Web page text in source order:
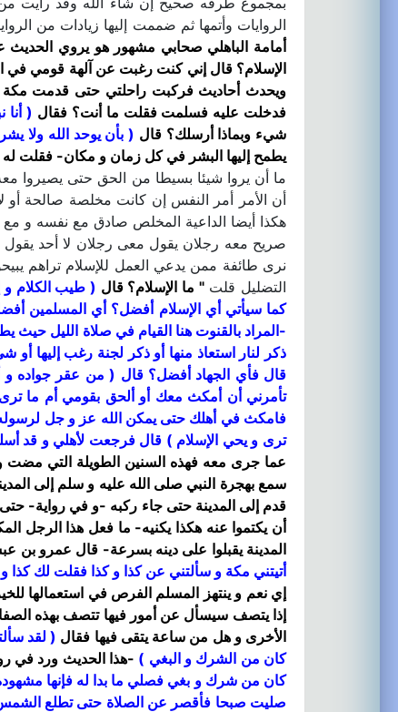
الروايات وأتمها ثم ضممت إليها زيادات من
أمامة الباهلي صحابي مشهور هو يروي
الإسلام؟ قال إني كنت رغبت عن آلهة قومي في
ويحدث أحاديث فركبت راحلتي حتى قدمت مكة
فدخلت عليه فسلمت فقلت ما أنت؟ فقال ( أنا
شيء وبماذا أرسلك؟ قال ( بأن يوحد الله ولا
يطمح إليها البشر في كل زمان و مكان- فقلت
ما أن يروا شيئا بسيطا من الحق حتى يصيروا معه
أن الأمر أمر النفس إن كانت مخلصة صالحة أو
هكذا أيضا الداعية المخلص صادق مع نفسه و مع
صريح معه رجلان يقول معى رجلان لا أحد
نرى طائفة ممن يدعي العمل للإسلام تراهم
التضليل قلت" ما الإسلام؟ قال ( طيب الكلام و
كما سيأتي أي الإسلام أفضل؟ أي المسلمين
-المراد بالقنوت هنا القيام في صلاة الليل
ذكر لنار استعاذ منها أو ذكر لجنة رغب
قال فأي الجهاد أفضل؟ قال ( من عقر جواده و
تأمرني أن أمكث معك أو ألحق بقومي أم ما
فامكث في أهلك حتى يمكن الله عز و جل
ترى و يحي الإسلام ) قال فرجعت لأهلي و قد
عما جرى معه فهذه السنين الطويلة التي مضت
سمع بهجرة النبي صلى الله عليه و سلم إلى
قدم إلى المدينة حتى جاء ركبه -و في رواية-
أن يكتموا عنه هكذا يكنيه- ما فعل هذا الرجل
المدينة يقبلوا على دينه بسرعة- قال عمرو بن
أتيتني مكة و سألتني عن كذا و كذا فقلت لك كذا
إي نعم و ينتهز المسلم الفرص في استعمالها
إذا يتصف سيسأل عن أمور فيها تتصف بهذه
الأخرى و هل من ساعة يتقى فيها فقال ( لقد
كان من الشرك و البغي ) -هذا الحديث ورد في
كان من شرك و بغي فصلي ما بدا له فإنها
صليت صبحا فأقصر عن الصلاة حتى تطلع